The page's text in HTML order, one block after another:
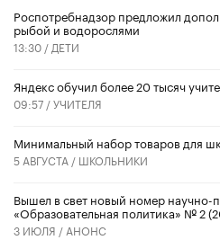
Роспотребнадзор предложил
рыбой и водорослями
13:30 / ДЕТИ
​Яндекс обучил более 20 тысяч
09:57 /УЧИТЕЛЯ
Минимальный набор товаров для
5 АВГУСТА / ШКОЛЬНИКИ
Вышел в свет новый номер научно-
«Образовательная политика» № 2
3 ИЮЛЯ / АНОНС